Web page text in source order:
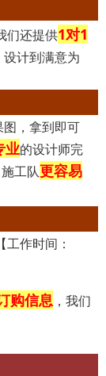
们还提供1对1
计到满意为
，拿到即可
业的设计师完
工队更容易
作时间：
购信息，我们